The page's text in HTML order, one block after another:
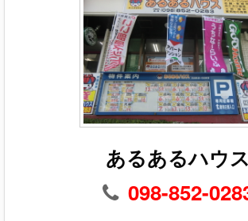
あるあるハウス
098-852-